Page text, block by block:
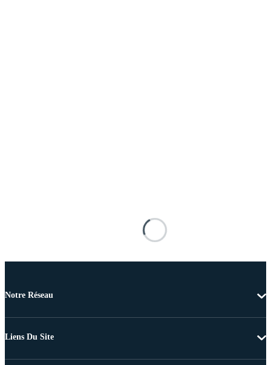
Notre Réseau
Liens Du Site